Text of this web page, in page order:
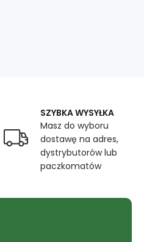
SZYBKA WYSYŁKA
Masz do wyboru
dostawę na adres,
dystrybutorów lub
paczkomatów